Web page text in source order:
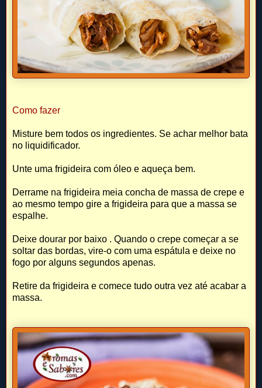
Como fazer
Misture bem todos os ingredientes. Se achar melhor bata
no liquidificador.
Unte uma frigideira com óleo e aqueça bem.
Derrame na frigideira meia concha de massa de crepe e
ao mesmo tempo gire a frigideira para que a massa se
espalhe.
Deixe dourar por baixo . Quando o crepe começar a se
soltar das bordas, vire-o com uma espátula e deixe no
fogo por alguns segundos apenas.
Retire da frigideira e comece tudo outra vez até acabar a
massa.